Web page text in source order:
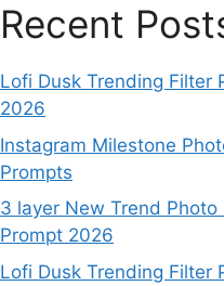
Recent
Lofi Dusk Trending Filter
2026
Instagram Milestone
Prompts
3 layer New Trend Photo
Prompt 2026
Lofi Dusk Trending Filter